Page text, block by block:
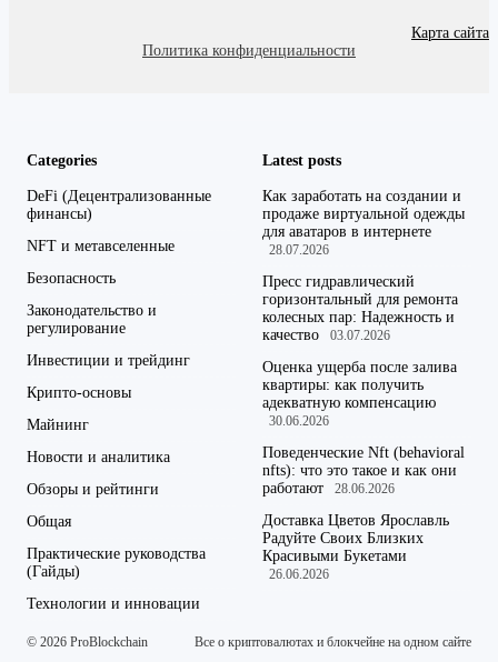
Карта сайта
Политика конфиденциальности
Categories
DeFi (Децентрализованные
финансы)
NFT и метавселенные
Безопасность
Законодательство и
регулирование
Инвестиции и трейдинг
Крипто-основы
Майнинг
Новости и аналитика
Обзоры и рейтинги
Общая
Практические руководства
(Гайды)
Технологии и инновации
Latest posts
Как заработать на создании и
продаже виртуальной одежды
для аватаров в интернете
28.07.2026
Пресс гидравлический
горизонтальный для ремонта
колесных пар: Надежность и
качество
03.07.2026
Оценка ущерба после залива
квартиры: как получить
адекватную компенсацию
30.06.2026
Поведенческие Nft (behavioral
nfts): что это такое и как они
работают
28.06.2026
Доставка Цветов Ярославль
Радуйте Своих Близких
Красивыми Букетами
26.06.2026
© 2026 ProBlockchain Все о криптовалютах и блокчейне на одном сайте